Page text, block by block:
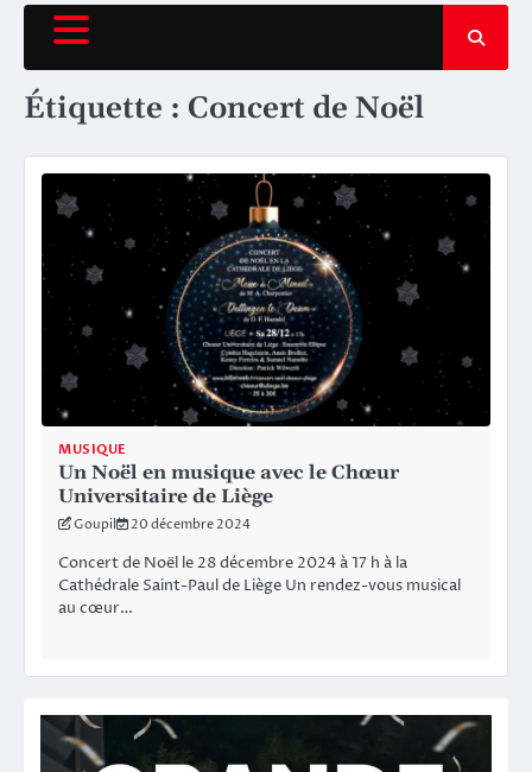
Étiquette : Concert de Noël
MUSIQUE
Un Noël en musique avec le Chœur
Universitaire de Liège
Goupil 20 décembre 2024
Concert de Noël le 28 décembre 2024 à 17 h à la
Cathédrale Saint-Paul de Liège Un rendez-vous musical
au cœur…